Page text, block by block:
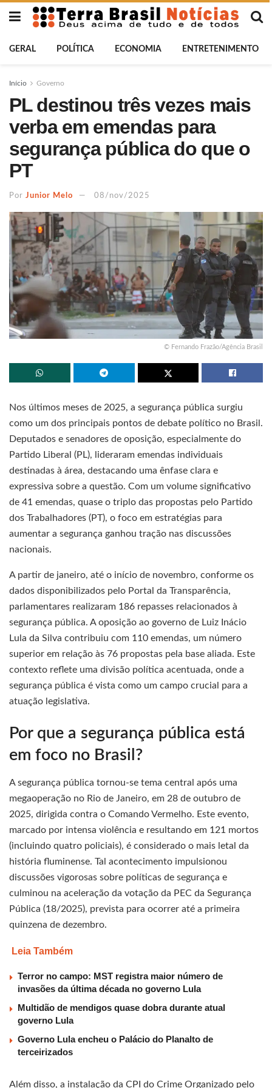
GERAL POLÍTICA ECONOMIA ENTRETENIMENTO
Início Governo
PL destinou três vezes mais
verba em emendas para
segurança pública do que o
PT
Por Junior Melo 08/nov/2025
© Fernando Frazão/Agência Brasil
Nos últimos meses de 2025, a segurança pública surgiu
como um dos principais pontos de debate político no Brasil.
Deputados e senadores de oposição, especialmente do
Partido Liberal (PL), lideraram emendas individuais
destinadas à área, destacando uma ênfase clara e
expressiva sobre a questão. Com um volume significativo
de 41 emendas, quase o triplo das propostas pelo Partido
dos Trabalhadores (PT), o foco em estratégias para
aumentar a segurança ganhou tração nas discussões
nacionais.
A partir de janeiro, até o início de novembro, conforme os
dados disponibilizados pelo Portal da Transparência,
parlamentares realizaram 186 repasses relacionados à
segurança pública. A oposição ao governo de Luiz Inácio
Lula da Silva contribuiu com 110 emendas, um número
superior em relação às 76 propostas pela base aliada. Este
contexto reflete uma divisão política acentuada, onde a
segurança pública é vista como um campo crucial para a
atuação legislativa.
Por que a segurança pública está
em foco no Brasil?
A segurança pública tornou-se tema central após uma
megaoperação no Rio de Janeiro, em 28 de outubro de
2025, dirigida contra o Comando Vermelho. Este evento,
marcado por intensa violência e resultando em 121 mortos
(incluindo quatro policiais), é considerado o mais letal da
história fluminense. Tal acontecimento impulsionou
discussões vigorosas sobre políticas de segurança e
culminou na aceleração da votação da PEC da Segurança
Pública (18/2025), prevista para ocorrer até a primeira
quinzena de dezembro.
Leia Também
Terror no campo: MST registra maior número de
invasões da última década no governo Lula
Multidão de mendigos quase dobra durante atual
governo Lula
Governo Lula encheu o Palácio do Planalto de
terceirizados
Além disso, a instalação da CPI do Crime Organizado pelo